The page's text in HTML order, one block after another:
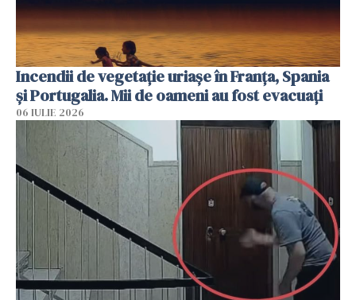
Incendii de vegetație uriașe în Franța, Spania
și Portugalia. Mii de oameni au fost evacuați
06 IULIE 2026